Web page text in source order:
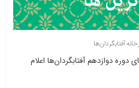
آفتابگردان‌ها
دوره دوازدهم آفتابگردان‌ها اعلام